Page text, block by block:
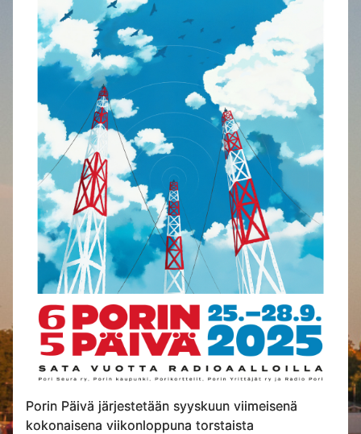
Porin Päivä järjestetään syyskuun viimeisenä
kokonaisena viikonloppuna torstaista